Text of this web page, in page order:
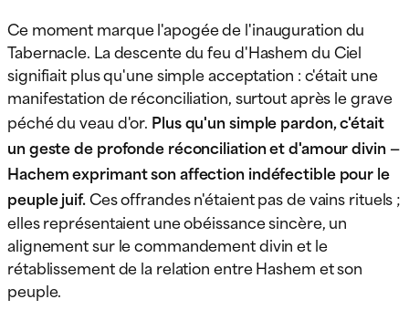
Ce moment marque l'apogée de l'inauguration du
Tabernacle. La descente du feu d'Hashem du Ciel
signifiait plus qu'une simple acceptation : c'était une
manifestation de réconciliation, surtout après le grave
péché du veau d'or. Plus qu'un simple pardon, c'était
un geste de profonde réconciliation et d'amour divin —
Hachem exprimant son affection indéfectible pour le
peuple juif.Ces offrandes n'étaient pas de vains rituels ;
elles représentaient une obéissance sincère, un
alignement sur le commandement divin et le
rétablissement de la relation entre Hashem et son
peuple.